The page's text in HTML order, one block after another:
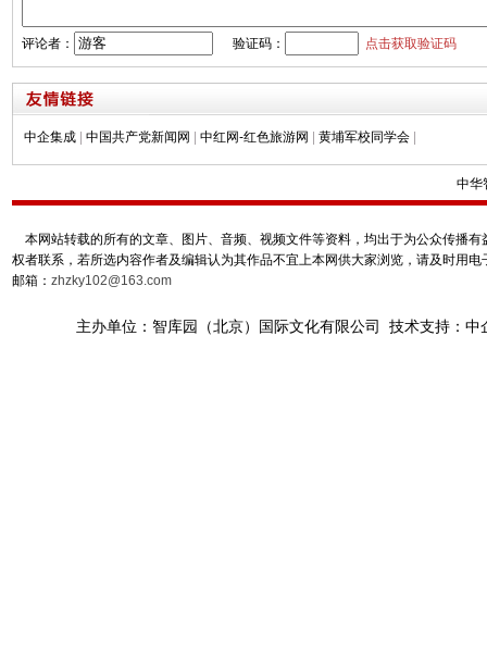
评论者： 验证码： 点击获取验证码
中企集成 中国共产党新闻网 中红网-红色旅游网 黄埔军校同学会
中华
本网站转载的所有的文章、图片、音频、视频文件等资料，均出于为公众传播
权者联系，若所选内容作者及编辑认为其作品不宜上本网供大家浏览，请及时用
邮箱： zhzky102@163.com
主办单位：智库园（北京）国际文化有限公司 技术支持：